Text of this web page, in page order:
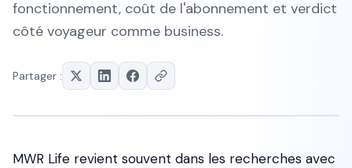
fonctionnement, coût de l'abonnement et verdict
côté voyageur comme business.
Partager :
MWR Life revient souvent dans les recherches avec